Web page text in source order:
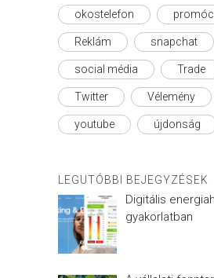
okostelefon
Reklám snapchat
social média Trade
Twitter Vélemény
youtube újdonság
LEGUTÓBBI BEJEGYZÉSEK
Digitális
gyakorlatban